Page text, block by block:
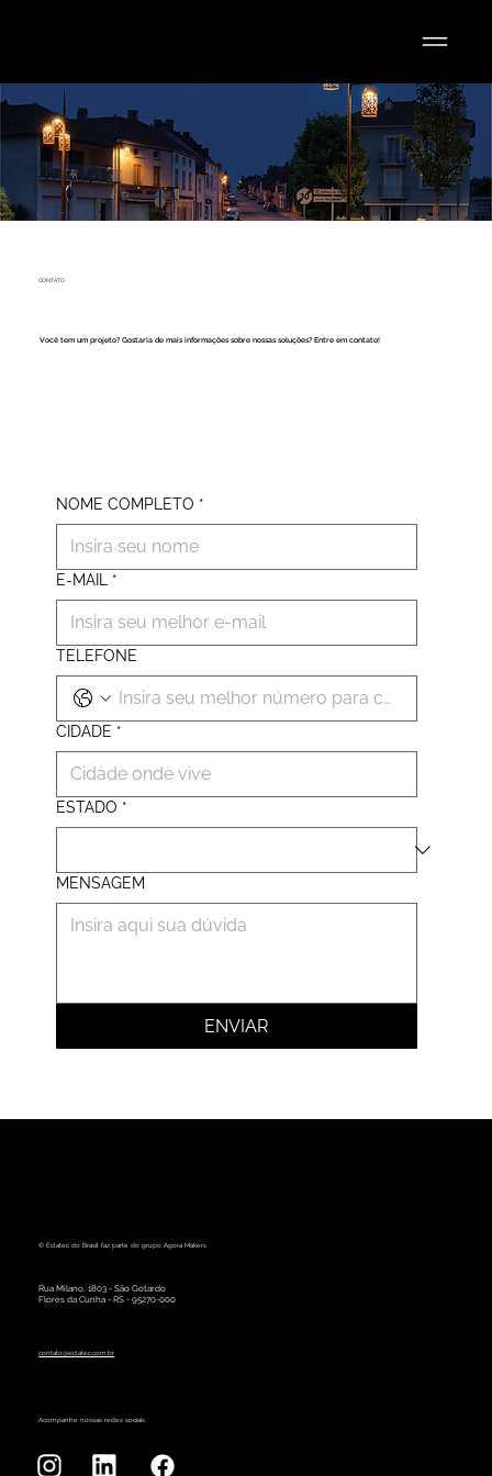
CONTATO
Você tem um projeto? Gostaria de mais informações sobre nossas soluções? Entre em contato!
NOME COMPLETO *
E-MAIL *
TELEFONE
CIDADE *
ESTADO *
MENSAGEM
ENVIAR
© Eclatec do Brasil faz parte do grupo Agora Makers
Rua Milano, 1803 - São Gotardo
Flores da Cunha - RS - 95270-000
contato@eclatec.com.br
Acompanhe nossas redes sociais